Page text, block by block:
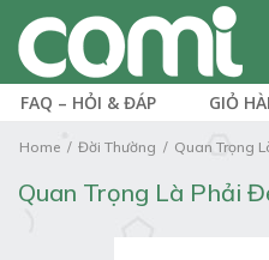
FAQ – HỎI & ĐÁP GIỎ
Home Đời Thường Quan Trọng
Quan Trọng Là Phải